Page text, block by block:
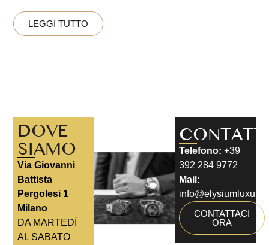
LEGGI TUTTO
DOVE
SIAMO
Via Giovanni
Battista
Pergolesi 1
Milano
DA MARTEDÌ
AL SABATO
Telefono: +39
392 284 9772
Mail:
info@elysiumluxury.it
CONTATTACI
ORA